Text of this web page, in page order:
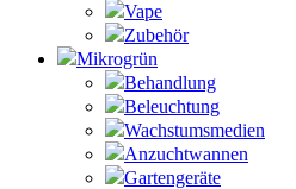
Vape
Zubehör
Mikrogrün
Behandlung
Beleuchtung
Wachstumsmedien
Anzuchtwannen
Gartengeräte